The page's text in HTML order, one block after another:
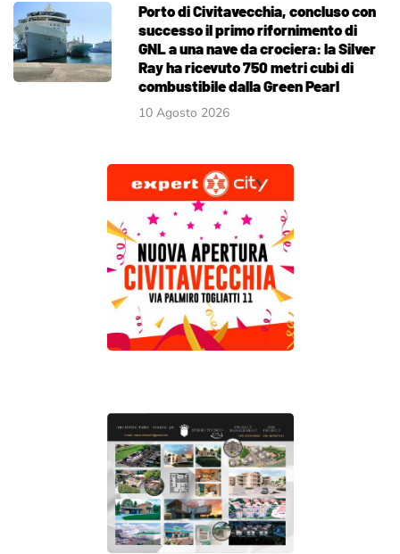
Porto di Civitavecchia, concluso con
successo il primo rifornimento di
GNL a una nave da crociera: la Silver
Ray ha ricevuto 750 metri cubi di
combustibile dalla Green Pearl
10 Agosto 2026